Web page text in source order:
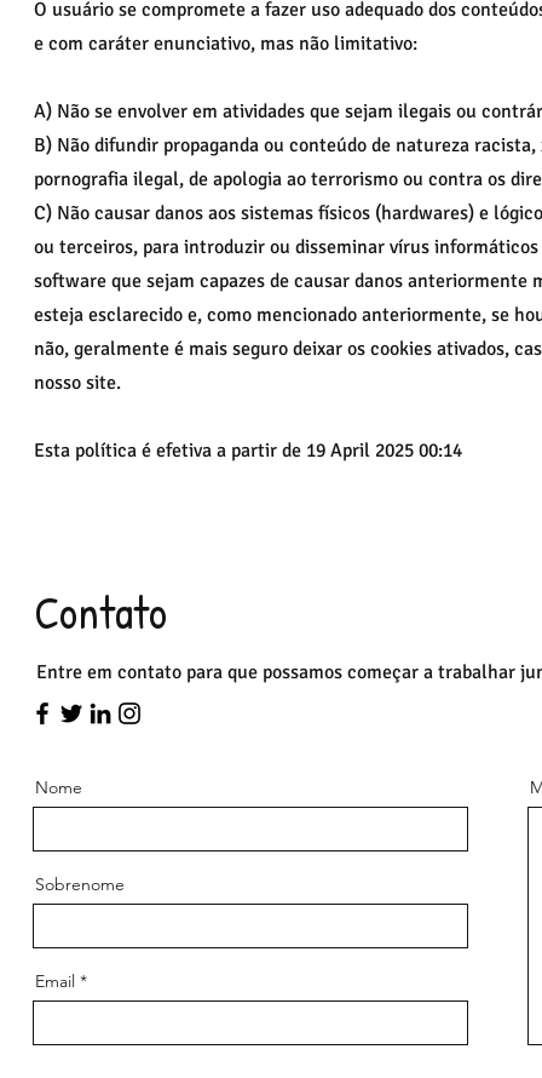
O usuário se compromete a fazer uso adequado dos
e com caráter enunciativo, mas não limitativo:
A) Não se envolver em atividades que sejam ilegais ou
B) Não difundir propaganda ou conteúdo de natureza
pornografia ilegal, de apologia ao terrorismo ou contra os
C) Não causar danos aos sistemas físicos (hardwares) e
ou terceiros, para introduzir ou disseminar vírus
software que sejam capazes de causar danos anteriormente
esteja esclarecido e, como mencionado anteriormente, se
não, geralmente é mais seguro deixar os cookies ativados,
nosso site.
Esta política é efetiva a partir de 19 April 2025 00:14
​Contato
Entre em contato para que possamos começar a trabalhar
Nome
Sobrenome
Email